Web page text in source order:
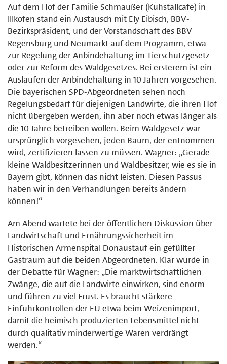
Auf dem Hof der Familie Schmaußer (Kuhstallcafe) in
Illkofen stand ein Austausch mit Ely Eibisch, BBV-
Bezirkspräsident, und der Vorstandschaft des BBV
Regensburg und Neumarkt auf dem Programm, etwa
zur Regelung der Anbindehaltung im Tierschutzgesetz
oder zur Reform des Waldgesetzes. Bei ersterem ist ein
Auslaufen der Anbindehaltung in 10 Jahren vorgesehen.
Die bayerischen SPD-Abgeordneten sehen noch
Regelungsbedarf für diejenigen Landwirte, die ihren Hof
nicht übergeben werden, ihn aber noch etwas länger als
die 10 Jahre betreiben wollen. Beim Waldgesetz war
ursprünglich vorgesehen, jeden Baum, der entnommen
wird, zertifizieren lassen zu müssen. Wagner: „Gerade
kleine Waldbesitzerinnen und Waldbesitzer, wie es sie in
Bayern gibt, können das nicht leisten. Diesen Passus
haben wir in den Verhandlungen bereits ändern
können!“
Am Abend wartete bei der öffentlichen Diskussion über
Landwirtschaft und Ernährungssicherheit im
Historischen Armenspital Donaustauf ein gefüllter
Gastraum auf die beiden Abgeordneten. Klar wurde in
der Debatte für Wagner: „Die marktwirtschaftlichen
Zwänge, die auf die Landwirte einwirken, sind enorm
und führen zu viel Frust. Es braucht stärkere
Einfuhrkontrollen der EU etwa beim Weizenimport,
damit die heimisch produzierten Lebensmittel nicht
durch qualitativ minderwertige Waren verdrängt
werden.“